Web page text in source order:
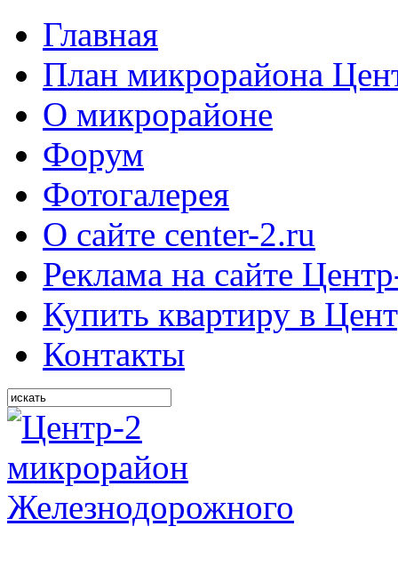
Главная
План микрорайона
О микрорайоне
Форум
Фотогалерея
О сайте center-2.ru
Реклама на сайте
Купить квартиру в
Контакты